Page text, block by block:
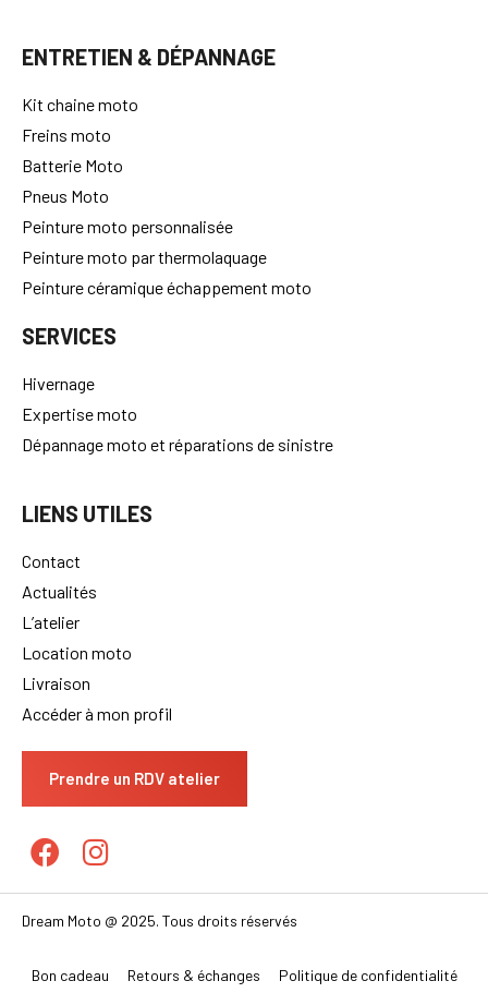
ENTRETIEN & DÉPANNAGE
Kit chaine moto
Freins moto
Batterie Moto
Pneus Moto
Peinture moto personnalisée
Peinture moto par thermolaquage
Peinture céramique échappement moto
SERVICES
Hivernage
Expertise moto
Dépannage moto et réparations de sinistre
LIENS UTILES
Contact
Actualités
L’atelier
Location moto
Livraison
Accéder à mon profil
Prendre un RDV atelier
Dream Moto @ 2025. Tous droits réservés
Bon cadeau Retours & échanges Politique de confidentialité